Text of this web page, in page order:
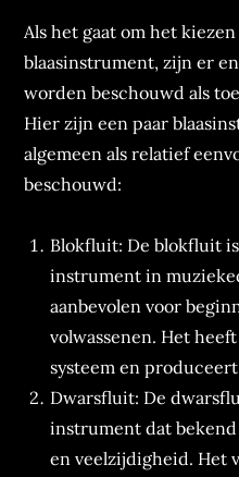
Als het gaat om het
blaasinstrument, zijn er
worden beschouwd als
Hier zijn een paar
algemeen als relatief
beschouwd:
Blokfluit: De blokfluit
instrument in
aanbevolen voor
volwassenen. Het
systeem en
Dwarsfluit: De
instrument dat
en veelzijdigheid. Het